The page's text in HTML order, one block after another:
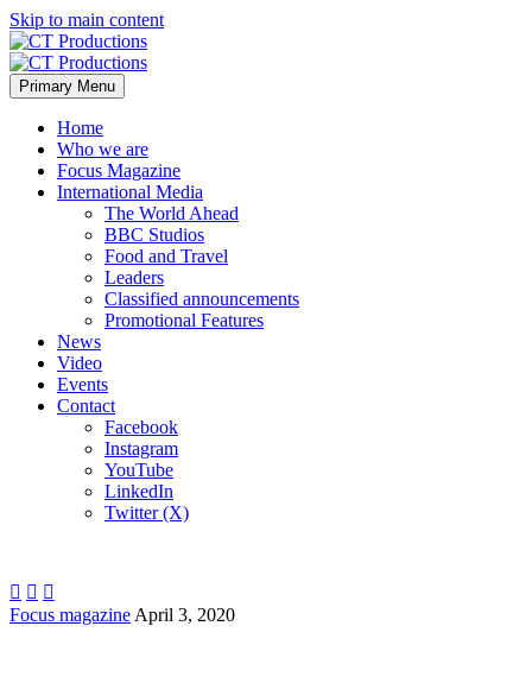
Skip to main content
Primary Menu
Home
Who we are
Focus Magazine
International Media
The World Ahead
BBC Studios
Food and Travel
Leaders
Classified announcements
Promotional Features
News
Video
Events
Contact
Facebook
Instagram
YouTube
LinkedIn
Twitter (X)
  
Focus magazine April 3, 2020